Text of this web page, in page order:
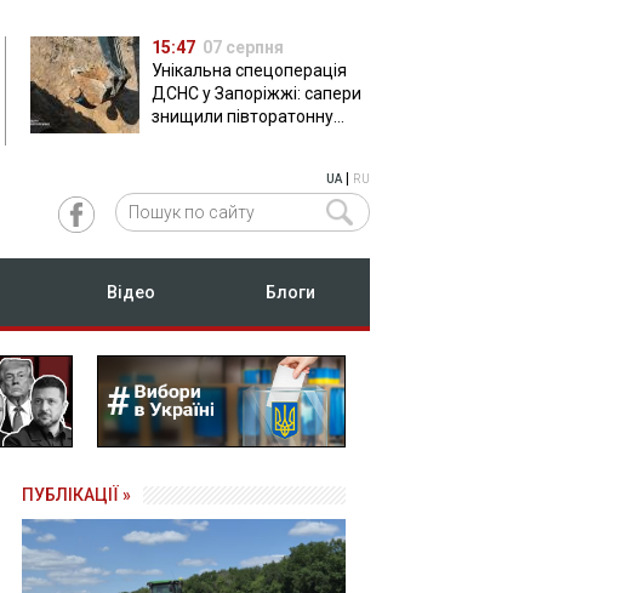
15:47 07 серпня
Унікальна спецоперація
ДСНС у Запоріжжі: сапери
знищили півторатонну
UA| RU
Відео Блоги
ПУБЛІКАЦІЇ »